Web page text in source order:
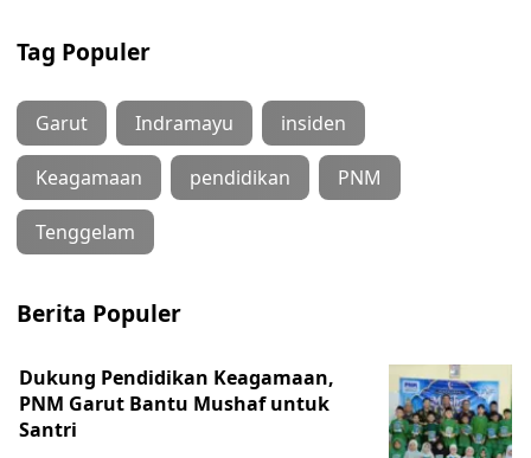
Tag Populer
Garut Indramayu insiden
Keagamaan pendidikan PNM
Tenggelam
Berita Populer
Dukung Pendidikan Keagamaan,
PNM Garut Bantu Mushaf untuk
Santri